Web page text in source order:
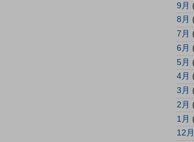
9月
8月
7月
6月
5月
4月
3月
2月
1月
12月